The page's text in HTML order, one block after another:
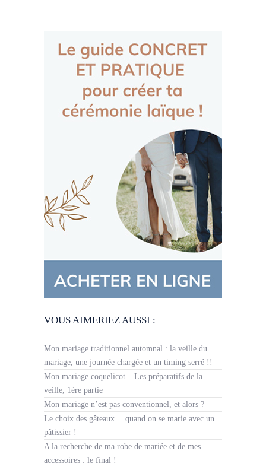
VOUS AIMERIEZ AUSSI :
Mon mariage traditionnel automnal : la veille du
mariage, une journée chargée et un timing serré !!
Mon mariage coquelicot – Les préparatifs de la
veille, 1ère partie
Mon mariage n’est pas conventionnel, et alors ?
Le choix des gâteaux… quand on se marie avec un
pâtissier !
A la recherche de ma robe de mariée et de mes
accessoires : le final !